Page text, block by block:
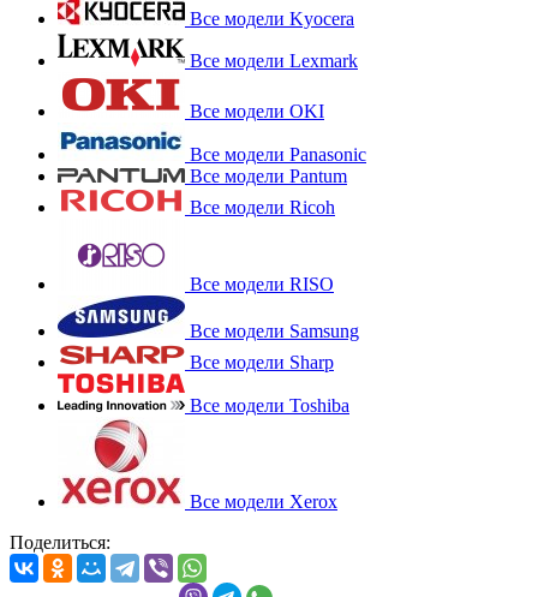
Все модели Kyocera
Все модели Lexmark
Все модели OKI
Все модели Panasonic
Все модели Pantum
Все модели Ricoh
Все модели RISO
Все модели Samsung
Все модели Sharp
Все модели Toshiba
Все модели Xerox
Поделиться: